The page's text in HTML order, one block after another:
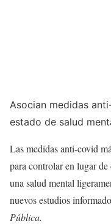
Asocian medidas
estado de salud
Las medidas anti-covid
para controlar en lugar
una salud mental
nuevos estudios
Pública.